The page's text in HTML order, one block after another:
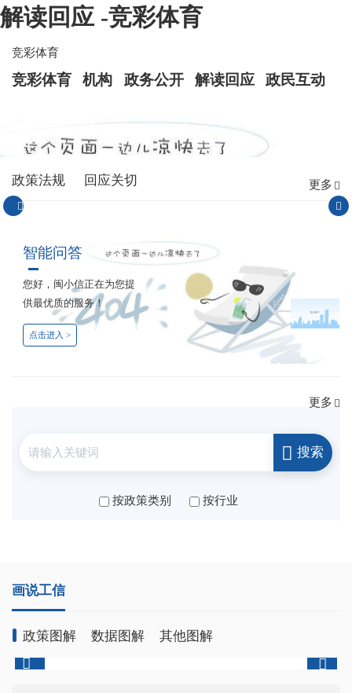
解读回应 -竞彩体育
竞彩体育
竞彩体育 机构 政务公开 解读回应 政民互动
政策法规 回应关切 更多
智能问答
您好，闽小信正在为您提
供最优质的服务！
点击进入 >
更多
搜索
按政策类别 按行业
画说工信
政策图解 数据图解 其他图解